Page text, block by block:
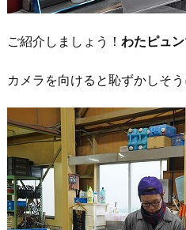
ご紹介しましょう！ わたピュン
カメラを向けると恥ずかしそう